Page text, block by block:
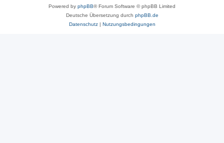
Powered by phpBB® Forum Software © phpBB Limited
Deutsche Übersetzung durch phpBB.de
Datenschutz| Nutzungsbedingungen